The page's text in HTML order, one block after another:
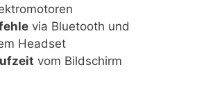
via Bluetooth und
Headset
vom Bildschirm